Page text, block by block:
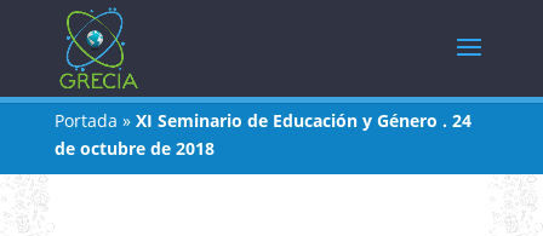
Portada » XI Seminario de Educación y Género . 24
de octubre de 2018